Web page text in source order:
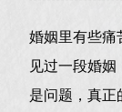
婚姻里有些
见过一段婚
是问题，真